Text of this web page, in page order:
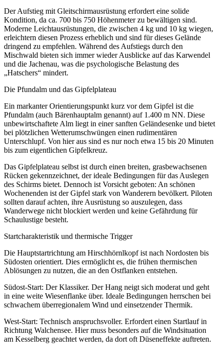
Der Aufstieg mit Gleitschirmausrüstung erfordert eine solide
Kondition, da ca. 700 bis 750 Höhenmeter zu bewältigen sind.
Moderne Leichtausrüstungen, die zwischen 4 kg und 10 kg wiegen,
erleichtern diesen Prozess erheblich und sind für dieses Gelände
dringend zu empfehlen. Während des Aufstiegs durch den
Mischwald bieten sich immer wieder Ausblicke auf das Karwendel
und die Jachenau, was die psychologische Belastung des
„Hatschers“ mindert.
Die Pfundalm und das Gipfelplateau
Ein markanter Orientierungspunkt kurz vor dem Gipfel ist die
Pfundalm (auch Bärenhauptalm genannt) auf 1.400 m NN. Diese
unbewirtschaftete Alm liegt in einer sanften Geländesenke und bietet
bei plötzlichen Wetterumschwüngen einen rudimentären
Unterschlupf. Von hier aus sind es nur noch etwa 15 bis 20 Minuten
bis zum eigentlichen Gipfelkreuz.
Das Gipfelplateau selbst ist durch einen breiten, grasbewachsenen
Rücken gekennzeichnet, der ideale Bedingungen für das Auslegen
des Schirms bietet. Dennoch ist Vorsicht geboten: An schönen
Wochenenden ist der Gipfel stark von Wanderern bevölkert. Piloten
sollten darauf achten, ihre Ausrüstung so auszulegen, dass
Wanderwege nicht blockiert werden und keine Gefährdung für
Schaulustige besteht.
Startcharakteristik und thermische Trigger
Die Hauptstartrichtung am Hirschhörnlkopf ist nach Nordosten bis
Südosten orientiert. Dies ermöglicht es, die frühen thermischen
Ablösungen zu nutzen, die an den Ostflanken entstehen.
Südost-Start: Der Klassiker. Der Hang neigt sich moderat und geht
in eine weite Wiesenflanke über. Ideale Bedingungen herrschen bei
schwachem überregionalem Wind und einsetzender Thermik.
West-Start: Technisch anspruchsvoller. Erfordert einen Startlauf in
Richtung Walchensee. Hier muss besonders auf die Windsituation
am Kesselberg geachtet werden, da dort oft Düseneffekte auftreten.